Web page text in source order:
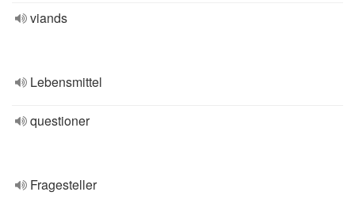
viands
Lebensmittel
questioner
Fragesteller